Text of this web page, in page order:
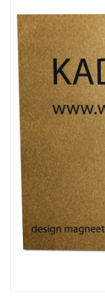
magneten
Ontwerp op maat
BIG SALE , GRAB
CHANCE
LIMITED
Wandplanken / Shelves
Rechthoekige ,
magneetborden